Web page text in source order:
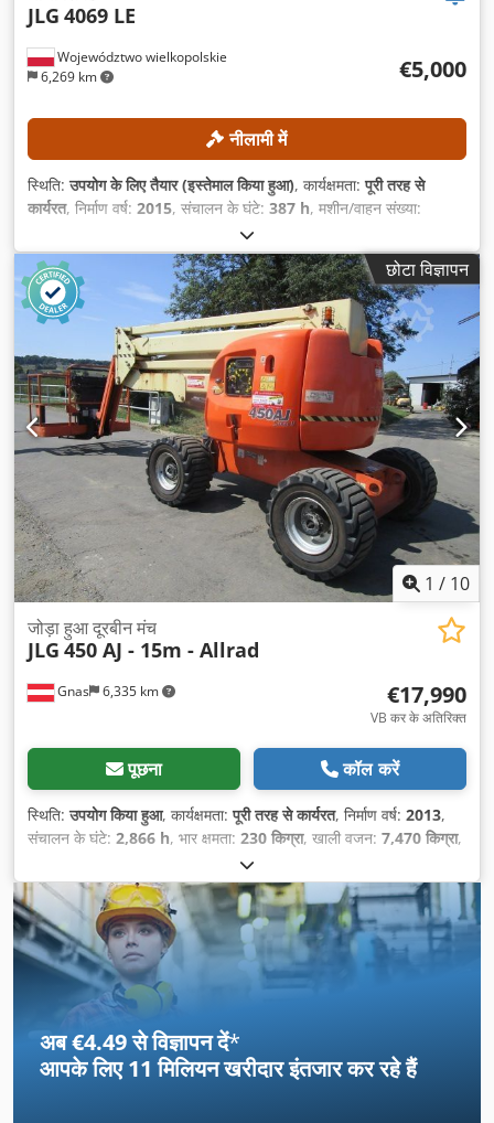
Województwo wielkopolskie
6,269 km
JLG 4069 LE
€5,000
नीलामी में
स्थिति:उपयोग के लिए तैयार (इस्तेमाल किया हुआ), कार्यक्षमता:पूरी तरह से
कार्यरत, निर्माण वर्ष: 2015, संचालन के घंटे: 387 h, मशीन/वाहन संख्या:
14,000 मिमी
छोटा विज्ञापन
1 / 10
Gnas 6,335 km
जोड़ा हुआ दूरबीन मंच
JLG 450 AJ - 15m - Allrad
€17,990
VB कर के अतिरिक्त
पूछना कॉल करें
स्थिति:उपयोग किया हुआ, कार्यक्षमता:पूरी तरह से कार्यरत, निर्माण वर्ष: 2013,
संचालन के घंटे: 2,866 h, भार क्षमता: 230 किग्रा, खाली वजन: 7,470 किग्रा,
, ईंधन का प्रकार:
ड्राइव प्रकार:Diesel, बाँह की पहुँच:7,470 मिमी, निर्माण चौड़ाई:2,340
मिमी
, कार्य ऊँचाई:13,720 मिमी,
अब €4.49 से विज्ञापन दें*
आपके लिए11 मिलियन खरीदारइंतजार कर रहे हैं